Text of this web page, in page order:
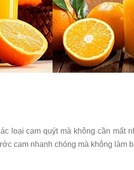
loại cam quýt mà không cần mất
cam nhanh chóng mà không làm